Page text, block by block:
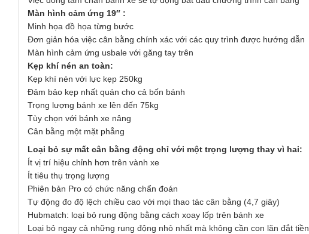
Màn hình cảm ứng 19″ :
Minh họa đồ họa từng bước
Đơn giản hóa việc cân bằng chính xác với các quy trình được hướng dẫn
Màn hình cảm ứng usbale với găng tay trên
Kẹp khí nén an toàn:
Kẹp khí nén với lực kẹp 250kg
Đảm bảo kẹp nhất quán cho cả bốn bánh
Trọng lượng bánh xe lên đến 75kg
Tùy chọn với bánh xe nâng
Cân bằng một mặt phẳng
Loại bỏ sự mất cân bằng động chỉ với một trọng lượng thay vì hai:
Ít vị trí hiệu chỉnh hơn trên vành xe
Ít tiêu thụ trọng lượng
Phiên bản Pro có chức năng chẩn đoán
Tự động đo độ lệch chiều cao với mọi thao tác cân bằng (4,7 giây)
Hubmatch: loại bỏ rung động bằng cách xoay lốp trên bánh xe
Loại bỏ ngay cả những rung động nhỏ nhất mà không cần con lăn đắt tiền